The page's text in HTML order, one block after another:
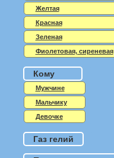
Желтая
Красная
Зеленая
Фиолетовая, сиреневая
Кому
Мужчине
Мальчику
Девочке
Газ гелий